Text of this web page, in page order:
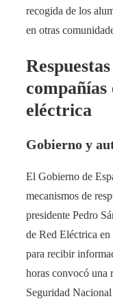
recogida de los
en otras
eléctrica
Gobierno y
El Gobierno de
mecanismos de
presidente Pedro
de Red Eléctrica
para recibir
horas convocó una
Seguridad